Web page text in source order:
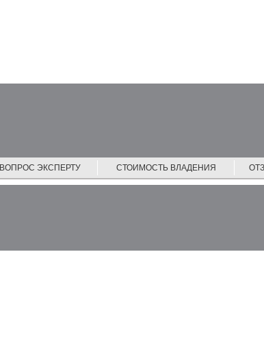
ВОПРОС ЭКСПЕРТУ СТОИМОСТЬ ВЛАДЕНИЯ